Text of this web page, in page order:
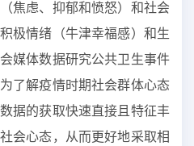
焦虑、抑郁和愤怒）和社会
极情绪（牛津幸福感）和生
媒体数据研究公共卫生事件
了解疫情时期社会群体心态
据的获取快速直接且特征丰
会心态，从而更好地采取相